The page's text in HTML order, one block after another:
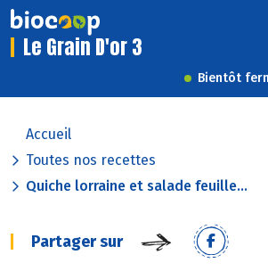
Le Grain D'or 3
Bientôt
Accueil
Toutes nos recettes
Quiche lorraine et salade feuille...
Partager sur